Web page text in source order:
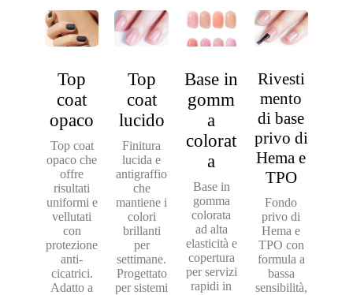
Top
coat
opaco
Top coat
opaco che
offre
risultati
uniformi e
vellutati
con
protezione
anti-
cicatrici.
Adatto a
Top
coat
lucido
Finitura
lucida e
antigraffio
che
mantiene i
colori
brillanti
per
settimane.
Progettato
per sistemi
Base in
gomm
a
colorat
a
Base in
gomma
colorata
ad alta
elasticità e
copertura
per servizi
rapidi in
Rivesti
mento
di base
privo di
Hema e
TPO
Fondo
privo di
Hema e
TPO con
formula a
bassa
sensibilità,